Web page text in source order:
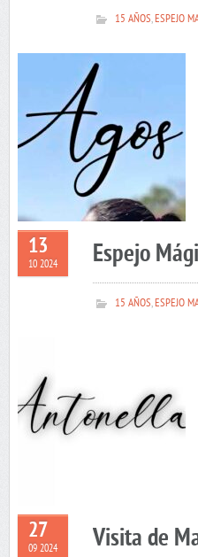
15 AÑOS,ESPEJO
13
10 2024 Espejo
15 AÑOS,ESPEJO
27
09 2024 Visita de